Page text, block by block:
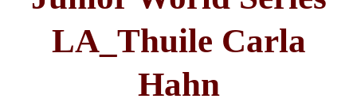
LA_Thuile Carla
Hahn